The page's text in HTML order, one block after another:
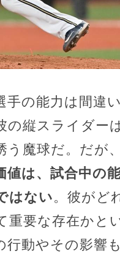
手の能力は間違
の縦スライダー
う魔球だ。だが、
値は、試合中の
はない。彼がど
重要な存在かと
行動やその影響